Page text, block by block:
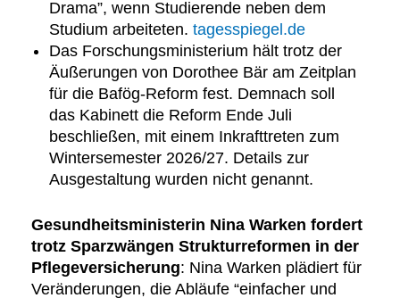
Drama”, wenn Studierende neben dem
Studium arbeiteten. tagesspiegel.de
Das Forschungsministerium hält trotz der
Äußerungen von Dorothee Bär am Zeitplan
für die Bafög-Reform fest. Demnach soll
das Kabinett die Reform Ende Juli
beschließen, mit einem Inkrafttreten zum
Wintersemester 2026/27. Details zur
Ausgestaltung wurden nicht genannt.
Gesundheitsministerin Nina Warken fordert
trotz Sparzwängen Strukturreformen in der
Pflegeversicherung: Nina Warken plädiert für
Veränderungen, die Abläufe “einfacher und